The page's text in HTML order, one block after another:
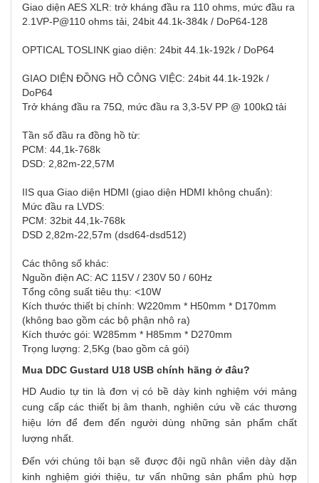
Giao diện AES XLR: trở kháng đầu ra 110 ohms, mức đầu ra
2.1VP-P@110 ohms tải, 24bit 44.1k-384k / DoP64-128
OPTICAL TOSLINK giao diện: 24bit 44.1k-192k / DoP64
GIAO DIỆN ĐỒNG HỒ CÔNG VIỆC: 24bit 44.1k-192k /
DoP64
Trở kháng đầu ra 75Ω, mức đầu ra 3,3-5V PP @ 100kΩ tải
Tần số đầu ra đồng hồ từ:
PCM: 44,1k-768k
DSD: 2,82m-22,57M
IIS qua Giao diện HDMI (giao diện HDMI không chuẩn):
Mức đầu ra LVDS:
PCM: 32bit 44,1k-768k
DSD 2,82m-22,57m (dsd64-dsd512)
Các thông số khác:
Nguồn điện AC: AC 115V / 230V 50 / 60Hz
Tổng công suất tiêu thụ: <10W
Kích thước thiết bị chính: W220mm * H50mm * D170mm
(không bao gồm các bộ phận nhô ra)
Kích thước gói: W285mm * H85mm * D270mm
Trọng lượng: 2,5Kg (bao gồm cả gói)
Mua DDC Gustard U18 USB chính hãng ở đâu?
HD Audio tự tin là đơn vị có bề dày kinh nghiệm với mảng
cung cấp các thiết bị âm thanh, nghiên cứu về các thương
hiệu lớn để đem đến người dùng những sản phẩm chất
lượng nhất.
Đến với chúng tôi bạn sẽ được đội ngũ nhân viên dày dặn
kinh nghiệm giới thiệu, tư vấn những sản phẩm phù hợp